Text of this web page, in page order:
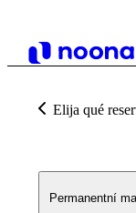
Elija qué
Permanentní